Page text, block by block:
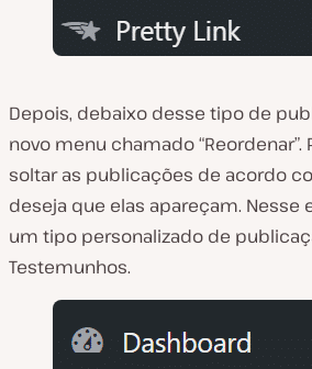
Depois, debaixo desse tipo de
novo menu chamado “Reordenar”.
soltar as publicações de acordo
deseja que elas apareçam. Nesse
um tipo personalizado de
Testemunhos.